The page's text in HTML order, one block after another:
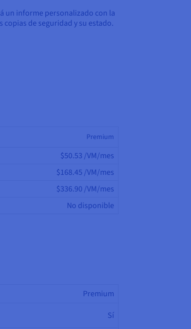
un informe personalizado con la
copias de seguridad y su estado.
Premium
$50.53 /VM/mes
$168.45 /VM/mes
$336.90 /VM/mes
No disponible
Premium
Sí